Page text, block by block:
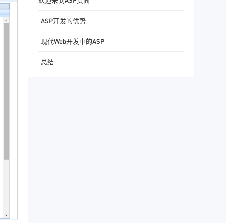
ASP开发的优势
现代Web开发中的ASP
总结